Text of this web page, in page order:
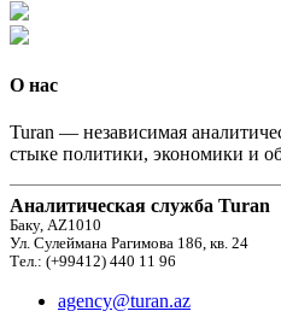
О нас
Turan — независимая
стыке политики, экономики и
Аналитическая служба Turan
Баку, AZ1010
Ул. Сулеймана Рагимова 186, кв. 24
Тел.: (+99412) 440 11 96
agency@turan.az